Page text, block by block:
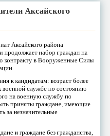
Аксайского
Аксайского района
продолжает набор граждан на
контракту в Вооруженные Силы
к кандидатам: возраст более
военной службе по состоянию
на военную службу по
приняты граждане, имеющие
за незначительные
и граждане без гражданства,